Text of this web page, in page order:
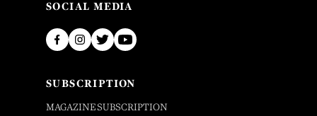
SOCIAL MEDIA
SUBSCRIPTION
MAGAZINE SUBSCRIPTION